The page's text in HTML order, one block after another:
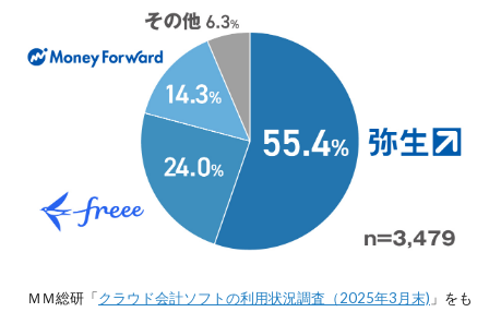
ＭＭ総研「クラウド会計ソフトの利用状況調査（2025年3月末) 」をも